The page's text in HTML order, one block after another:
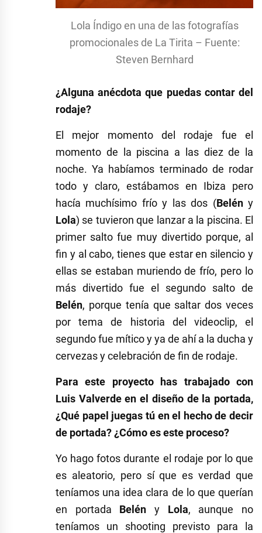
Lola Índigo en una de las fotografías
promocionales de La Tirita – Fuente:
Steven Bernhard
¿Alguna anécdota que puedas contar del
rodaje?
El mejor momento del rodaje fue el
momento de la piscina a las diez de la
noche. Ya habíamos terminado de rodar
todo y claro, estábamos en Ibiza pero
hacía muchísimo frío y las dos (Belény
Lola) se tuvieron que lanzar a la piscina. El
primer salto fue muy divertido porque, al
fin y al cabo, tienes que estar en silencio y
ellas se estaban muriendo de frío, pero lo
más divertido fue el segundo salto de
Belén, porque tenía que saltar dos veces
por tema de historia del videoclip, el
segundo fue mítico y ya de ahí a la ducha y
cervezas y celebración de fin de rodaje.
Para este proyecto has trabajado con
Luis Valverde en el diseño de la portada,
¿Qué papel juegas tú en el hecho de decir
de portada? ¿Cómo es este proceso?
Yo hago fotos durante el rodaje por lo que
es aleatorio, pero sí que es verdad que
teníamos una idea clara de lo que querían
en portada Belén y Lola, aunque no
teníamos un shooting previsto para la